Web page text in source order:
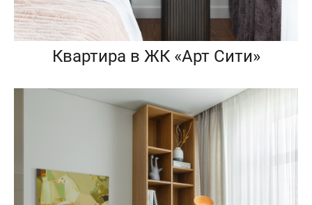
Квартира в ЖК «Арт Сити»